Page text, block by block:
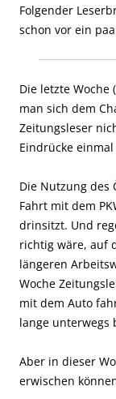
Folgender
schon vor ein
Die letzte Woche
man sich dem
Zeitungsleser
Eindrücke
Die Nutzung des
Fahrt mit dem
drinsitzt. Und
richtig wäre, auf
längeren
Woche
mit dem Auto
lange unterwegs
Aber in dieser
erwischen